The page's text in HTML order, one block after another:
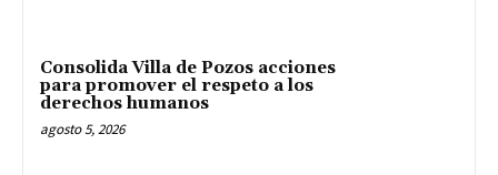
Consolida Villa de Pozos acciones
para promover el respeto a los
derechos humanos
agosto 5, 2026